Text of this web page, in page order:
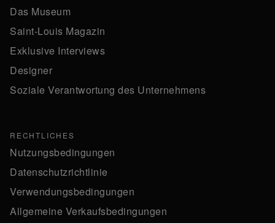
Das Museum
Saint-Louis Magazin
Exklusive Interviews
Designer
Soziale Verantwortung des Unternehmens
RECHTLICHES
Nutzungsbedingungen
Datenschutzrichtlinie
Verwendungsbedingungen
Allgemeine Verkaufsbedingungen